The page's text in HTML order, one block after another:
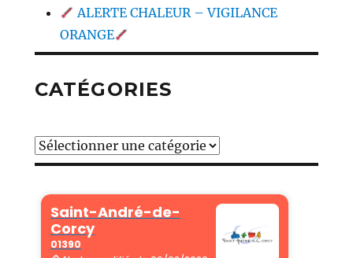
ALERTE CHALEUR – VIGILANCE
ORANGE
CATÉGORIES
Catégories